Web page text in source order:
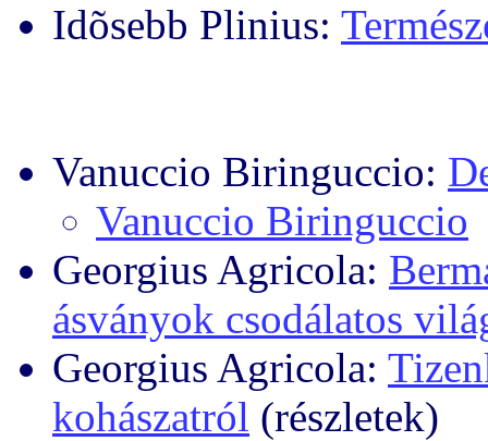
Idõsebb Plinius:
Vanuccio Biringuccio:
Vanuccio Biringuccio
Georgius Agricola:
ásványok csodálatos
Georgius Agricola:
kohászatról (részletek)